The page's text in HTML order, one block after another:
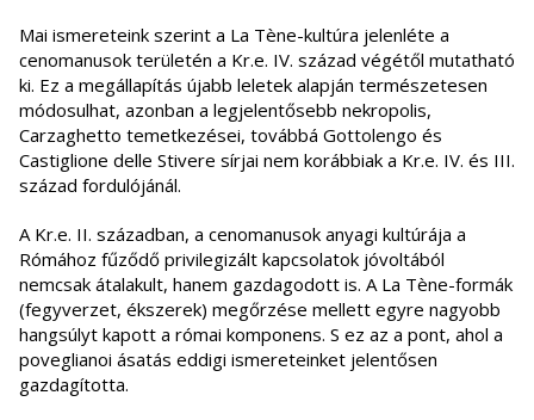
Mai ismereteink szerint a La Tène-kultúra jelenléte a
cenomanusok területén a Kr.e. IV. század végétől mutatható
ki. Ez a megállapítás újabb leletek alapján természetesen
módosulhat, azonban a legjelentősebb nekropolis,
Carzaghetto temetkezései, továbbá Gottolengo és
Castiglione delle Stivere sírjai nem korábbiak a Kr.e. IV. és III.
század fordulójánál.
A Kr.e. II. században, a cenomanusok anyagi kultúrája a
Rómához fűződő privilegizált kapcsolatok jóvoltából
nemcsak átalakult, hanem gazdagodott is. A La Tène-formák
(fegyverzet, ékszerek) megőrzése mellett egyre nagyobb
hangsúlyt kapott a római komponens. S ez az a pont, ahol a
poveglianoi ásatás eddigi ismereteinket jelentősen
gazdagította.